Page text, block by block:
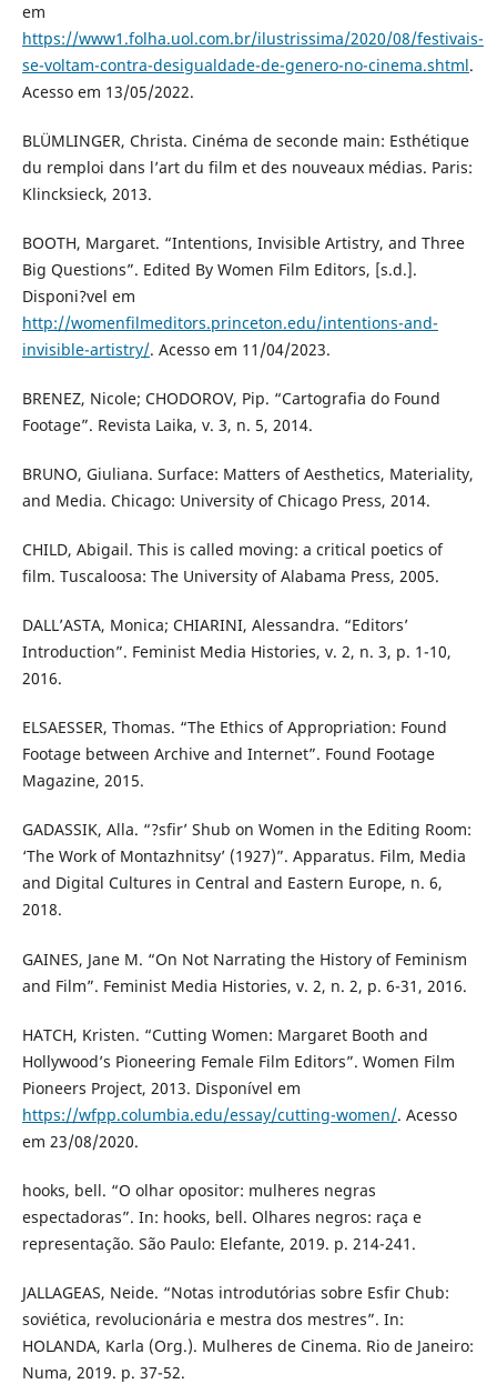
em
https://www1.folha.uol.com.br/ilustrissima/2020/08/festivais-
se-voltam-contra-desigualdade-de-genero-no-cinema.shtml.
Acesso em 13/05/2022.
BLÜMLINGER, Christa. Cinéma de seconde main: Esthétique
du remploi dans l’art du film et des nouveaux médias. Paris:
Klincksieck, 2013.
BOOTH, Margaret. “Intentions, Invisible Artistry, and Three
Big Questions”. Edited By Women Film Editors, [s.d.].
Disponi?vel em
http://womenfilmeditors.princeton.edu/intentions-and-
invisible-artistry/. Acesso em 11/04/2023.
BRENEZ, Nicole; CHODOROV, Pip. “Cartografia do Found
Footage”. Revista Laika, v. 3, n. 5, 2014.
BRUNO, Giuliana. Surface: Matters of Aesthetics, Materiality,
and Media. Chicago: University of Chicago Press, 2014.
CHILD, Abigail. This is called moving: a critical poetics of
film. Tuscaloosa: The University of Alabama Press, 2005.
DALL’ASTA, Monica; CHIARINI, Alessandra. “Editors’
Introduction”. Feminist Media Histories, v. 2, n. 3, p. 1-10,
2016.
ELSAESSER, Thomas. “The Ethics of Appropriation: Found
Footage between Archive and Internet”. Found Footage
Magazine, 2015.
GADASSIK, Alla. “?sfir’ Shub on Women in the Editing Room:
‘The Work of Montazhnitsy’ (1927)”. Apparatus. Film, Media
and Digital Cultures in Central and Eastern Europe, n. 6,
2018.
GAINES, Jane M. “On Not Narrating the History of Feminism
and Film”. Feminist Media Histories, v. 2, n. 2, p. 6-31, 2016.
HATCH, Kristen. “Cutting Women: Margaret Booth and
Hollywood’s Pioneering Female Film Editors”. Women Film
Pioneers Project, 2013. Disponível em
https://wfpp.columbia.edu/essay/cutting-women/. Acesso
em 23/08/2020.
hooks, bell. “O olhar opositor: mulheres negras
espectadoras”. In: hooks, bell. Olhares negros: raça e
representação. São Paulo: Elefante, 2019. p. 214-241.
JALLAGEAS, Neide. “Notas introdutórias sobre Esfir Chub:
soviética, revolucionária e mestra dos mestres”. In:
HOLANDA, Karla (Org.). Mulheres de Cinema. Rio de Janeiro:
Numa, 2019. p. 37-52.